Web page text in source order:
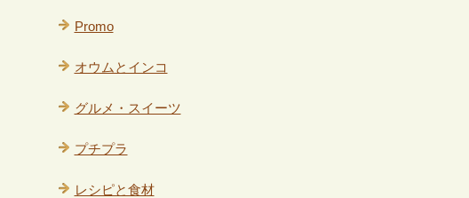
Promo
オウムとインコ
グルメ・スイーツ
プチプラ
レシピと食材